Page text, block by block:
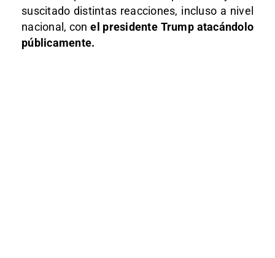
suscitado distintas reacciones, incluso a nivel
nacional, conel presidente Trump atacándolo
públicamente.​